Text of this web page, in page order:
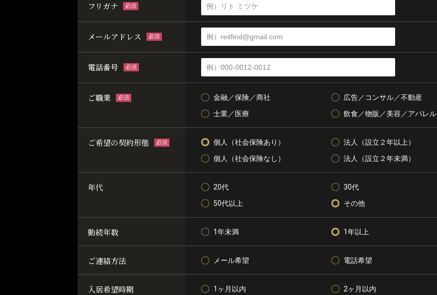
フリガナ 必須
メールアドレス 必須
電話番号 必須
ご職業 必須 金融／保険／商社 広告／コンサル／不動産
士業／医療
飲食／物販／美容／アパレル
ご希望の契約形態 必須 個人（社会保険あり） 法人（設立２年以上）
個人（社会保険なし）
法人（設立２年未満）
年代 20代 30代
50代以上
その他
勤続年数 1年未満 1年以上
ご連絡方法 メール希望 電話希望
入居希望時期 1ヶ月以内 2ヶ月以内